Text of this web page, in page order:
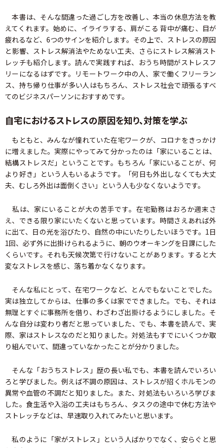
本書は、そんな間違った過ごし方を改善し、本当の休息方法を教
えてくれます。始めに、イライラする、肩がこる 背中が痛む、目が
疲れるなど、6つのサインを紹介します。その上で、ストレスの原因
と影響、ストレス解消法やためない工夫、さらにストレス解消スト
レッチも紹介します。読んで実践すれば、おうち時間がストレスフ
リーになるはずです。リモートワーク中の人、家で働くフリーラン
ス、持ち帰り仕事が多い人はもちろん、ストレス社会で頑張るすべ
てのビジネスパーソンにおすすめです。
自宅におけるストレスの原因を知り、対策を学ぶ
もともと、みんなが憧れていた在宅ワークが、コロナをきっかけ
に増えました。実際にやってみて分かったのは「家にいることは、
結構ストレスだ」ということです。もちろん「家にいることが、何
より好き」という人もいるようです。「何日も外出しなくても大丈
夫、むしろ外出は面倒くさい」という人も少なくないようです。
私は、家にいることが大の苦手です。在宅勤務はおろか週末さ
え、できる限り家にいたくないと思っています。時間さえあれば外
に出て、日の光を浴びたり、自然の中にいたりしたいほうです。1日
1回、必ず外に出掛けられるように、朝のウオーキングを日課にした
くらいです。それも天候次第で行けないことがあります。すると大
変なストレスを感じ、落ち着かなくなります。
そんな私にとって、在宅ワークなど、とんでもないことでした。
実は独立してからは、仕事の多くは家でできました。でも、それは
無理とすぐに事務所を借り、わざわざ出掛けるようにしました。そ
んな自分は変わり者だと思っていました、でも、本書を読んで、実
際、家はストレスなのだと知りました。対処法もすでにいくつか取
り組んでいて、間違っていなかったことが分かりました。
そんな「おうちストレス」歴の長い私でも、本書を読んでいろい
ろと学びました。例えば不調の原因は、ストレスが招くホルモンの
異常や血管の不調だと知りました。また、対処法もいろいろ学びま
した。食生活や入浴の工夫はもちろん、タスクの途中で休む方法や
ストレッチなどは、早速取り入れてみたいと思います。
私のように「家がストレス」という人ばかりでなく、安らぐと思